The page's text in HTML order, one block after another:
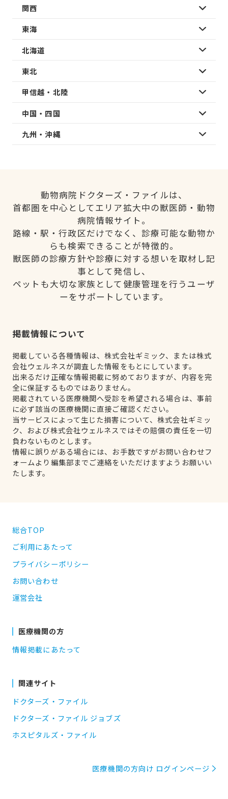
関西
東海
北海道
東北
甲信越・北陸
中国・四国
九州・沖縄
動物病院ドクターズ・ファイルは、
首都圏を中心としてエリア拡大中の獣医師・動物
病院情報サイト。
路線・駅・行政区だけでなく、診療可能な動物か
らも検索できることが特徴的。
獣医師の診療方針や診療に対する想いを取材し記
事として発信し、
ペットも大切な家族として健康管理を行うユーザ
ーをサポートしています。
掲載情報について
掲載している各種情報は、株式会社ギミック、または株式
会社ウェルネスが調査した情報をもとにしています。
出来るだけ正確な情報掲載に努めておりますが、内容を完
全に保証するものではありません。
掲載されている医療機関へ受診を希望される場合は、事前
に必ず該当の医療機関に直接ご確認ください。
当サービスによって生じた損害について、株式会社ギミッ
ク、および株式会社ウェルネスではその賠償の責任を一切
負わないものとします。
情報に誤りがある場合には、お手数ですがお問い合わせフ
ォームより編集部までご連絡をいただけますようお願いい
たします。
総合TOP
ご利用にあたって
プライバシーポリシー
お問い合わせ
運営会社
医療機関の方
情報掲載にあたって
関連サイト
ドクターズ・ファイル
ドクターズ・ファイル ジョブズ
ホスピタルズ・ファイル
医療機関の方向け ログインページ